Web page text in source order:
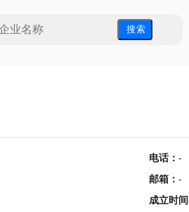
搜 索
电话： -
邮箱 ： -
成立时间